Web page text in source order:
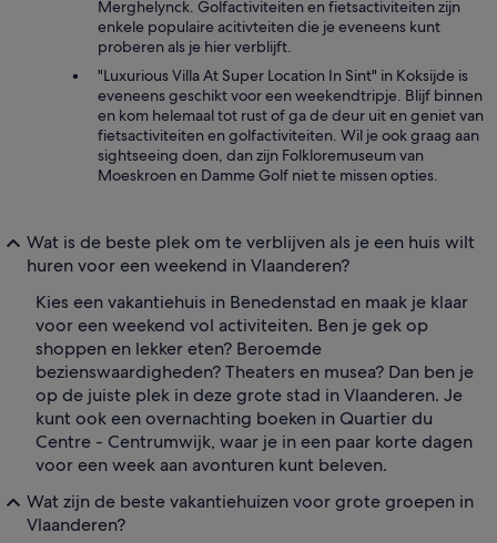
Merghelynck. Golfactiviteiten en fietsactiviteiten zijn
enkele populaire acitivteiten die je eveneens kunt
proberen als je hier verblijft.
"Luxurious Villa At Super Location In Sint" in Koksijde is
eveneens geschikt voor een weekendtripje. Blijf binnen
en kom helemaal tot rust of ga de deur uit en geniet van
fietsactiviteiten en golfactiviteiten. Wil je ook graag aan
sightseeing doen, dan zijn Folkloremuseum van
Moeskroen en Damme Golf niet te missen opties.
Wat is de beste plek om te verblijven als je een huis wilt
huren voor een weekend in Vlaanderen?
Kies een vakantiehuis in Benedenstad en maak je klaar
voor een weekend vol activiteiten. Ben je gek op
shoppen en lekker eten? Beroemde
bezienswaardigheden? Theaters en musea? Dan ben je
op de juiste plek in deze grote stad in Vlaanderen. Je
kunt ook een overnachting boeken in Quartier du
Centre - Centrumwijk, waar je in een paar korte dagen
voor een week aan avonturen kunt beleven.
Wat zijn de beste vakantiehuizen voor grote groepen in
Vlaanderen?